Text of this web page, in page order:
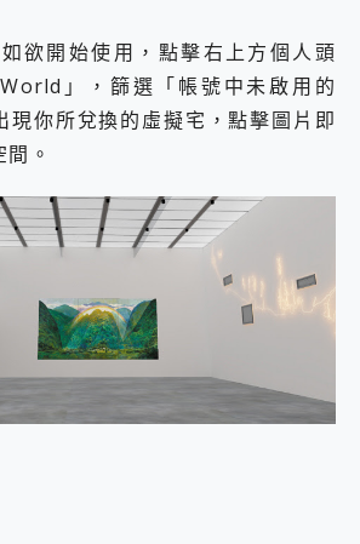
開始使用，點擊右上方個人頭
」，篩選「帳號中未啟用的
你所兌換的虛擬宅，點擊圖片即
。